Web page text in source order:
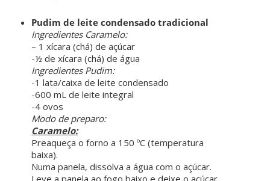
Pudim de leite condensado tradicional
Ingredientes Caramelo:
– 1 xícara (chá) de açúcar
-½ de xícara (chá) de água
Ingredientes Pudim:
-1 lata/caixa de leite condensado
-600 mL de leite integral
-4 ovos
Modo de preparo:
Caramelo:
Preaqueça o forno a 150 ºC (temperatura
baixa).
Numa panela, dissolva a água com o açúcar.
Leve a panela ao fogo baixo e deixe o açúcar